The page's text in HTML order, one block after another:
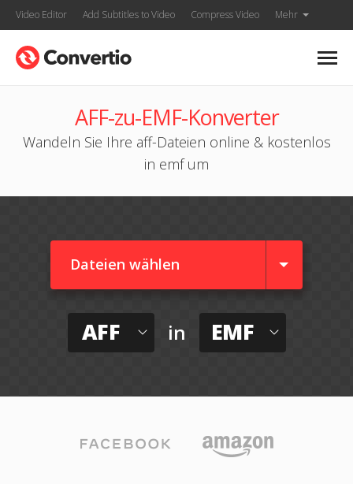
Video Editor Add Subtitles to Video Compress Video Mehr
AFF-zu-EMF-Konverter
Wandeln Sie Ihre aff-Dateien online & kostenlos
in emf um
Dateien wählen
AFF in EMF